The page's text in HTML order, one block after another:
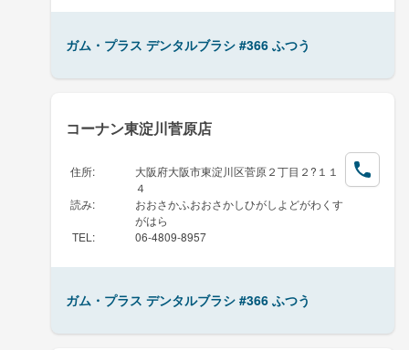
ガム・プラス デンタルブラシ #366 ふつう
コーナン東淀川菅原店
住所:
大阪府大阪市東淀川区菅原２丁目２?１１
４
読み:
おおさかふおおさかしひがしよどがわくす
がはら
TEL : 06-4809-8957
ガム・プラス デンタルブラシ #366 ふつう